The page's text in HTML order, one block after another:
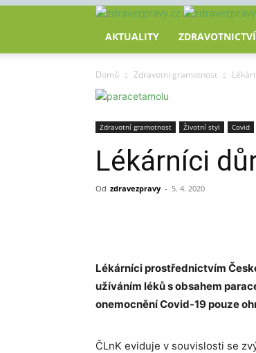
AKTUALITY ZDRAVOTNICTVÍ
Domů Zdravotní gramotnost
Zdravotní gramotnost Životní styl Covid
Lékárníci
Od zdravezpravy - 5. 4. 2020
Lékárníci prostřednictvím
užíváním léků s obsahem
onemocnění Covid-19 pouze
ČLnK eviduje v souvislosti se